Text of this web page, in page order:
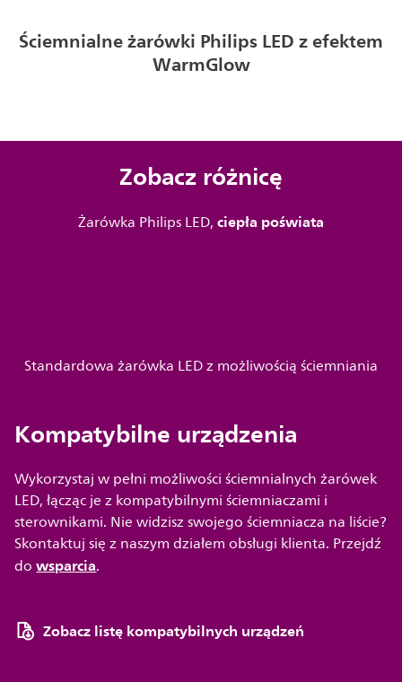
Ściemnialne żarówki Philips LED z efektem
WarmGlow
Zobacz różnicę
Żarówka Philips LED,ciepła poświata
Standardowa żarówka LED z możliwością ściemniania
Kompatybilne urządzenia
Wykorzystaj w pełni możliwości ściemnialnych żarówek
LED, łącząc je z kompatybilnymi ściemniaczami i
sterownikami. Nie widzisz swojego ściemniacza na liście?
Skontaktuj się z naszym działem obsługi klienta. Przejdź
dowsparcia.
Zobacz listę kompatybilnych urządzeń